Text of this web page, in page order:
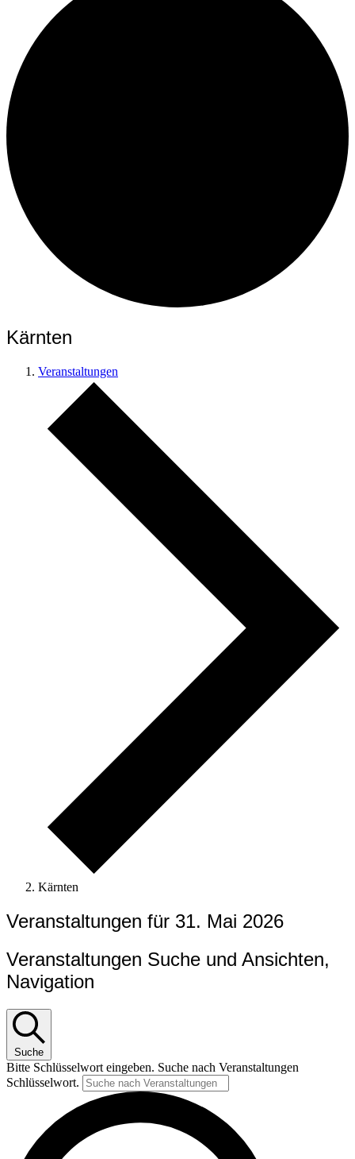
Kärnten
Veranstaltungen
Kärnten
Veranstaltungen für 31. Mai 2026
Veranstaltungen Suche und Ansichten,
Navigation
Suche
Bitte Schlüsselwort eingeben. Suche nach Veranstaltungen
Schlüsselwort.